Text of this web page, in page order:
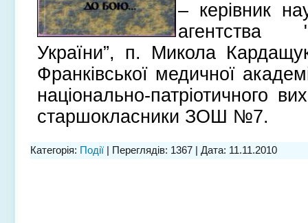
– керівник
агентства
України”, п. Микола
Франківської медичної
національно-патріотичного
старшокласники ЗОШ №7.
Категорія: Події | Переглядів: 1367 | Дата: 11.11.2010